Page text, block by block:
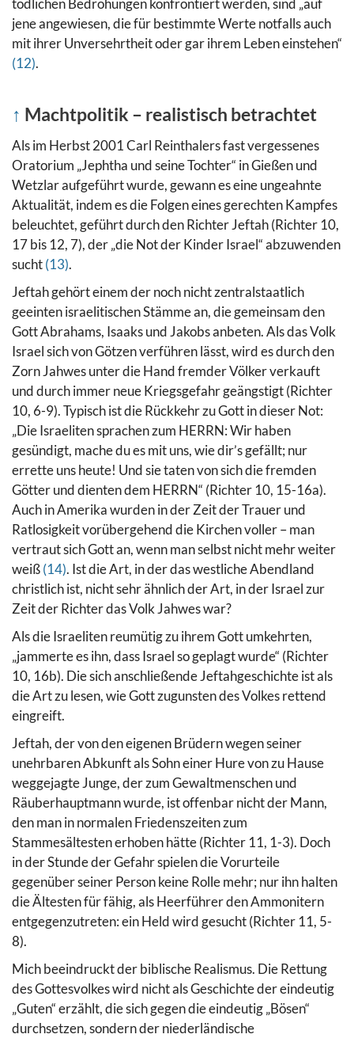
tödlichen Bedrohungen konfrontiert werden, sind „auf
jene angewiesen, die für bestimmte Werte notfalls auch
mit ihrer Unversehrtheit oder gar ihrem Leben einstehen“
(12).
↑ Machtpolitik – realistisch betrachtet
Als im Herbst 2001 Carl Reinthalers fast vergessenes
Oratorium „Jephtha und seine Tochter“ in Gießen und
Wetzlar aufgeführt wurde, gewann es eine ungeahnte
Aktualität, indem es die Folgen eines gerechten Kampfes
beleuchtet, geführt durch den Richter Jeftah (Richter 10,
17 bis 12, 7), der „die Not der Kinder Israel“ abzuwenden
sucht(13).
Jeftah gehört einem der noch nicht zentralstaatlich
geeinten israelitischen Stämme an, die gemeinsam den
Gott Abrahams, Isaaks und Jakobs anbeten. Als das Volk
Israel sich von Götzen verführen lässt, wird es durch den
Zorn Jahwes unter die Hand fremder Völker verkauft
und durch immer neue Kriegsgefahr geängstigt (Richter
10, 6-9). Typisch ist die Rückkehr zu Gott in dieser Not:
„Die Israeliten sprachen zum HERRN: Wir haben
gesündigt, mache du es mit uns, wie dir’s gefällt; nur
errette uns heute! Und sie taten von sich die fremden
Götter und dienten dem HERRN“ (Richter 10, 15-16a).
Auch in Amerika wurden in der Zeit der Trauer und
Ratlosigkeit vorübergehend die Kirchen voller – man
vertraut sich Gott an, wenn man selbst nicht mehr weiter
weiß(14). Ist die Art, in der das westliche Abendland
christlich ist, nicht sehr ähnlich der Art, in der Israel zur
Zeit der Richter das Volk Jahwes war?
Als die Israeliten reumütig zu ihrem Gott umkehrten,
„jammerte es ihn, dass Israel so geplagt wurde“ (Richter
10, 16b). Die sich anschließende Jeftahgeschichte ist als
die Art zu lesen, wie Gott zugunsten des Volkes rettend
eingreift.
Jeftah, der von den eigenen Brüdern wegen seiner
unehrbaren Abkunft als Sohn einer Hure von zu Hause
weggejagte Junge, der zum Gewaltmenschen und
Räuberhauptmann wurde, ist offenbar nicht der Mann,
den man in normalen Friedenszeiten zum
Stammesältesten erhoben hätte (Richter 11, 1-3). Doch
in der Stunde der Gefahr spielen die Vorurteile
gegenüber seiner Person keine Rolle mehr; nur ihn halten
die Ältesten für fähig, als Heerführer den Ammonitern
entgegenzutreten: ein Held wird gesucht (Richter 11, 5-
8).
Mich beeindruckt der biblische Realismus. Die Rettung
des Gottesvolkes wird nicht als Geschichte der eindeutig
„Guten“ erzählt, die sich gegen die eindeutig „Bösen“
durchsetzen, sondern der niederländische